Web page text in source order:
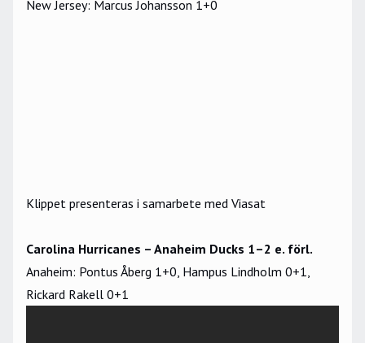
New Jersey: Marcus Johansson 1+0
Klippet presenteras i samarbete med Viasat
Carolina Hurricanes – Anaheim Ducks 1–2 e. förl.
Anaheim: Pontus Åberg 1+0, Hampus Lindholm 0+1,
Rickard Rakell 0+1